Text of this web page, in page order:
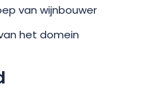
van wijnbouwer
het domein